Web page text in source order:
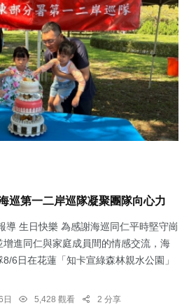
巡第一二岸巡隊凝聚團隊向心力
導 生日快樂 為感謝海巡同仁平時堅守崗
進同仁與家庭成員間的情感交流，海
6日在花蓮「知卡宣綠森林親水公園」
日 5,428 觀看 2 分享